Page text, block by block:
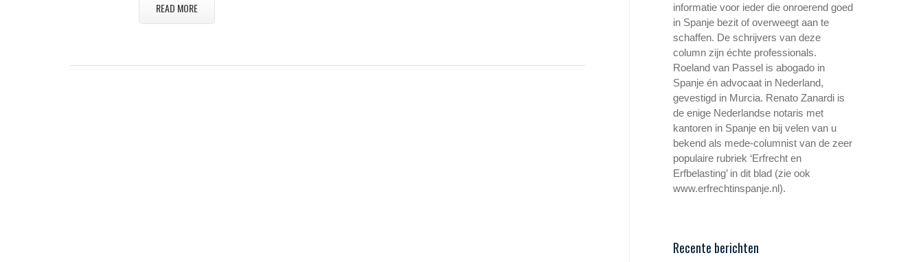
READ MORE
informatie voor ieder die onroerend goed
in Spanje bezit of overweegt aan te
schaffen. De schrijvers van deze
column zijn échte professionals.
Roeland van Passel is abogado in
Spanje én advocaat in Nederland,
gevestigd in Murcia. Renato Zanardi is
de enige Nederlandse notaris met
kantoren in Spanje en bij velen van u
bekend als mede-columnist van de zeer
populaire rubriek ‘Erfrecht en
Erfbelasting’ in dit blad (zie ook
www.erfrechtinspanje.nl).
Recente berichten